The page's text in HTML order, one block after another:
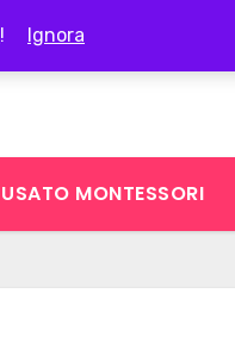
! Ignora
USATO MONTESSORI